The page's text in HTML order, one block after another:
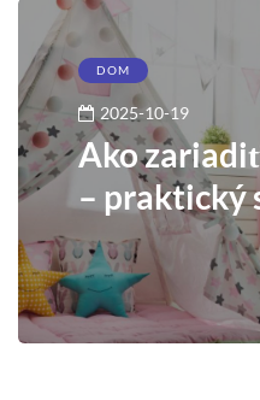
DOM
2025-10-19
Ako
– praktický